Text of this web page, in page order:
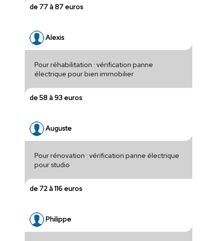
de 77 à 87 euros
Alexis
Pour réhabilitation : vérification panne
électrique pour bien immobilier
de 58 à 93 euros
Auguste
Pour rénovation : vérification panne électrique
pour studio
de 72 à 116 euros
Philippe